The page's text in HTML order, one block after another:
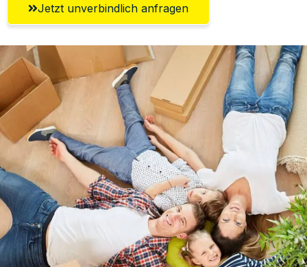
Jetzt unverbindlich anfragen